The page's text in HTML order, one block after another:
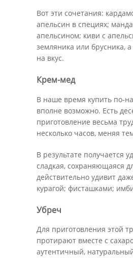
Вот эти сочетания:
апельсин в специях;
апельсином; киви с
земляника или брусника,
на вкус.
Крем-мед
В наше время купить по-
вполне возможно. Есть
приготовление весьма
несколько часов, меняя
В результате получается
сладкая, сохраняющаяся
действительно удивит
курагой; фисташками;
Убреч
Для приготовления этой
протирают вместе с
аутентичный,